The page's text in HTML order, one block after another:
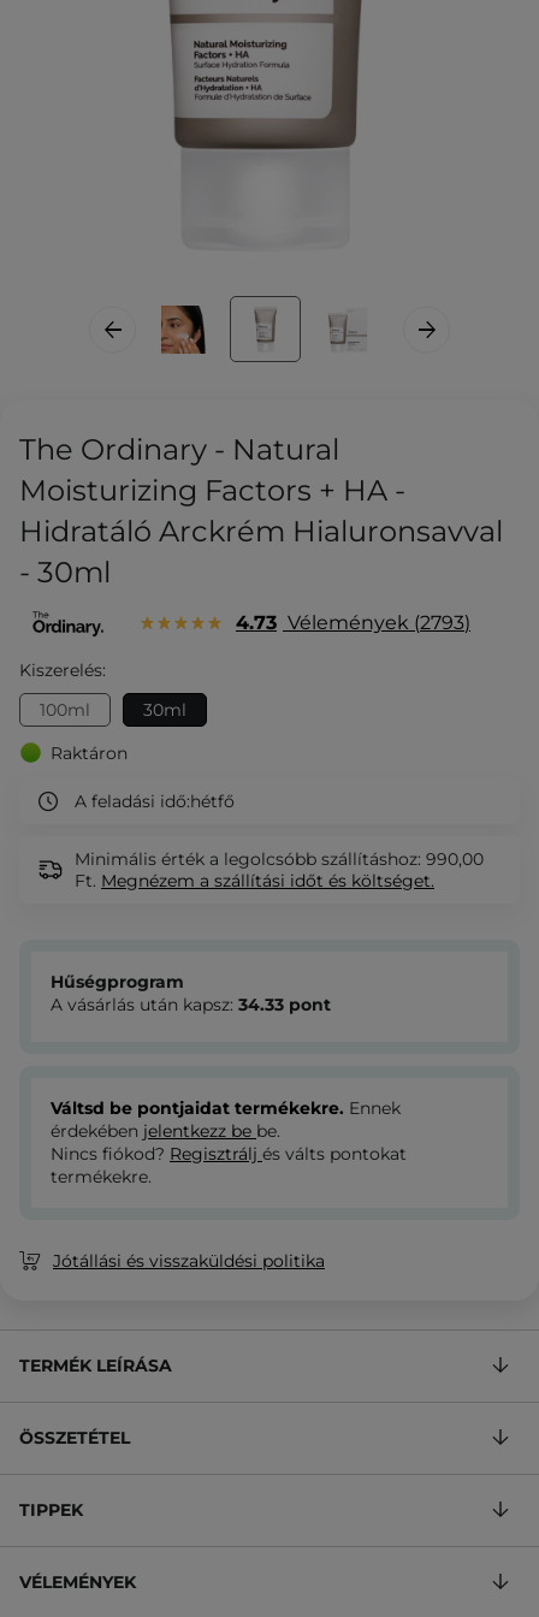
The Ordinary - Natural
Moisturizing Factors + HA -
Hidratáló Arckrém Hialuronsavval
- 30ml
4.73 Vélemények 2793
Kiszerelés:
100ml
30ml
Raktáron
A feladási idő:hétfő
Minimális érték a legolcsóbb szállításhoz: 990,00
Ft. Megnézem a szállítási időt és költséget.
Hűségprogram
A vásárlás után kapsz: 34.33 pont
Váltsd be pontjaidat termékekre. Ennek
érdekében jelentkezz be be.
Nincs fiókod? Regisztrálj és válts pontokat
termékekre.
Jótállási és visszaküldési politika
TERMÉK LEÍRÁSA
ÖSSZETÉTEL
TIPPEK
VÉLEMÉNYEK